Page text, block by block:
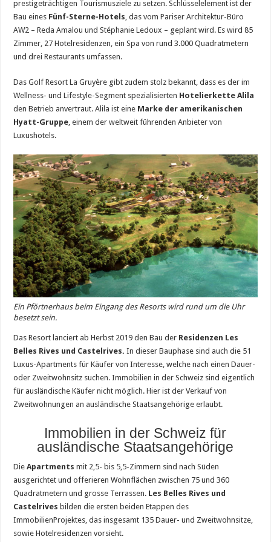
prestigeträchtigen Tourismusziele zu setzen. Schlüsselelement ist der
Bau eines Fünf-Sterne-Hotels, das vom Pariser Architektur-Büro
AW2 – Reda Amalou und Stéphanie Ledoux – geplant wird. Es wird 85
Zimmer, 27 Hotelresidenzen, ein Spa von rund 3.000 Quadratmetern
und drei Restaurants umfassen.
Das Golf Resort La Gruyère gibt zudem stolz bekannt, dass es der im
Wellness- und Lifestyle-Segment spezialisierten Hotelierkette Alila
den Betrieb anvertraut. Alila ist eine Marke der amerikanischen
Hyatt-Gruppe, einem der weltweit führenden Anbieter von
Luxushotels.
Ein Pförtnerhaus beim Eingang des Resorts wird rund um die Uhr
besetzt sein.
Das Resort lanciert ab Herbst 2019 den Bau der Residenzen Les
Belles Rives und Castelrives.In dieser Bauphase sind auch die 51
Luxus-Apartments für Käufer von Interesse, welche nach einen Dauer-
oder Zweitwohnsitz suchen. Immobilien in der Schweiz sind eigentlich
für ausländische Käufer nicht möglich. Hier ist der Verkauf von
Zweitwohnungen an ausländische Staatsangehörige erlaubt.
Immobilien in der Schweiz für
ausländische Staatsangehörige
DieApartments mit 2,5- bis 5,5-Zimmern sind nach Süden
ausgerichtet und offerieren Wohnflächen zwischen 75 und 360
Quadratmetern und grosse Terrassen. Les Belles Rives und
Castelrives bilden die ersten beiden Etappen des
ImmobilienProjektes, das insgesamt 135 Dauer- und Zweitwohnsitze,
sowie Hotelresidenzen vorsieht.